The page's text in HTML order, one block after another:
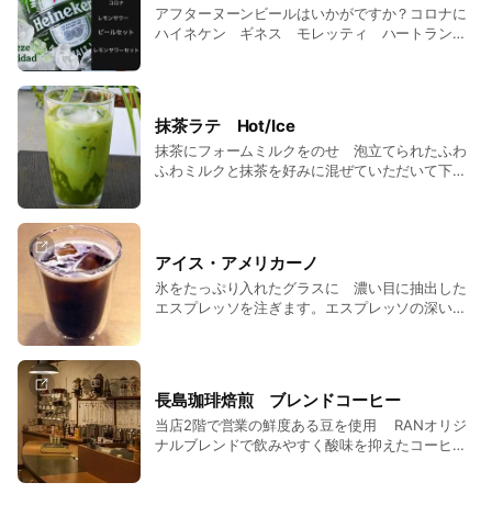
アフターヌーンビールはいかがですか？コロナに
ハイネケン ギネス モレッティ ハートラン
抹茶ラテ Hot/Ice
抹茶にフォームミルクをのせ 泡立てられたふわ
ふわミルクと抹茶を好みに混ぜていただいて下さ
アイス・アメリカーノ
氷をたっぷり入れたグラスに 濃い目に抽出した
エスプレッソを注ぎます。エスプレッソの深いコ
長島珈琲焙煎 ブレンドコーヒー
当店2階で営業の鮮度ある豆を使用 RANオリジ
ナルブレンドで飲みやすく酸味を抑えたコーヒー